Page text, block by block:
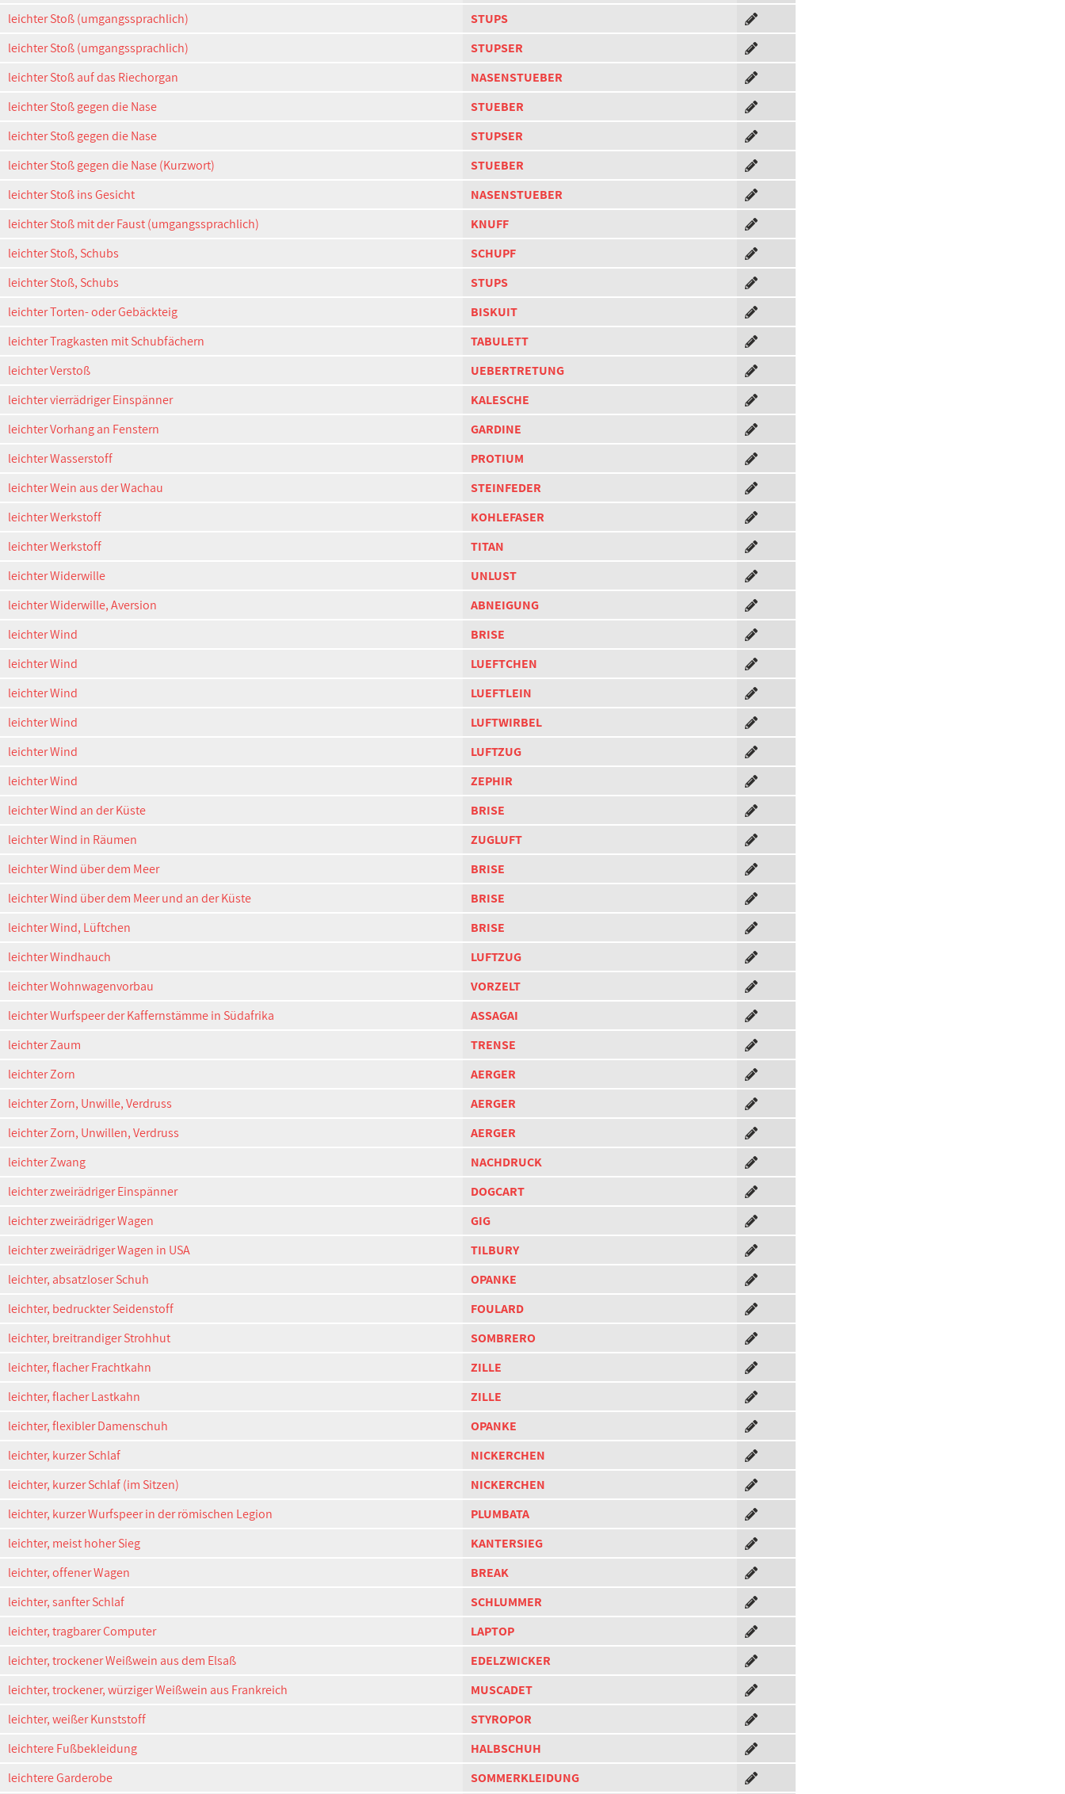
leichter Stoß (umgangssprachlich)
STUPS
leichter Stoß (umgangssprachlich)
STUPSER
leichter Stoß auf das Riechorgan
NASENSTUEBER
leichter Stoß gegen die Nase
STUEBER
leichter Stoß gegen die Nase
STUPSER
leichter Stoß gegen die Nase (Kurzwort)
STUEBER
leichter Stoß ins Gesicht
NASENSTUEBER
leichter Stoß mit der Faust (umgangssprachlich)
KNUFF
leichter Stoß, Schubs
SCHUPF
leichter Stoß, Schubs
STUPS
leichter Torten- oder Gebäckteig
BISKUIT
leichter Tragkasten mit Schubfächern
TABULETT
leichter Verstoß
UEBERTRETUNG
leichter vierrädriger Einspänner
KALESCHE
leichter Vorhang an Fenstern
GARDINE
leichter Wasserstoff
PROTIUM
leichter Wein aus der Wachau
STEINFEDER
leichter Werkstoff
KOHLEFASER
leichter Werkstoff
TITAN
leichter Widerwille
UNLUST
leichter Widerwille, Aversion
ABNEIGUNG
leichter Wind
BRISE
leichter Wind
LUEFTCHEN
leichter Wind
LUEFTLEIN
leichter Wind
LUFTWIRBEL
leichter Wind
LUFTZUG
leichter Wind
ZEPHIR
leichter Wind an der Küste
BRISE
leichter Wind in Räumen
ZUGLUFT
leichter Wind über dem Meer
BRISE
leichter Wind über dem Meer und an der Küste
BRISE
leichter Wind, Lüftchen
BRISE
leichter Windhauch
LUFTZUG
leichter Wohnwagenvorbau
VORZELT
leichter Wurfspeer der Kaffernstämme in Südafrika
ASSAGAI
leichter Zaum
TRENSE
leichter Zorn
AERGER
leichter Zorn, Unwille, Verdruss
AERGER
leichter Zorn, Unwillen, Verdruss
AERGER
leichter Zwang
NACHDRUCK
leichter zweirädriger Einspänner
DOGCART
leichter zweirädriger Wagen
GIG
leichter zweirädriger Wagen in USA
TILBURY
leichter, absatzloser Schuh
OPANKE
leichter, bedruckter Seidenstoff
FOULARD
leichter, breitrandiger Strohhut
SOMBRERO
leichter, flacher Frachtkahn
ZILLE
leichter, flacher Lastkahn
ZILLE
leichter, flexibler Damenschuh
OPANKE
leichter, kurzer Schlaf
NICKERCHEN
leichter, kurzer Schlaf (im Sitzen)
NICKERCHEN
leichter, kurzer Wurfspeer in der römischen Legion
PLUMBATA
leichter, meist hoher Sieg
KANTERSIEG
leichter, offener Wagen
BREAK
leichter, sanfter Schlaf
SCHLUMMER
leichter, tragbarer Computer
LAPTOP
leichter, trockener Weißwein aus dem Elsaß
EDELZWICKER
leichter, trockener, würziger Weißwein aus Frankreich
MUSCADET
leichter, weißer Kunststoff
STYROPOR
leichtere Fußbekleidung
HALBSCHUH
leichtere Garderobe
SOMMERKLEIDUNG